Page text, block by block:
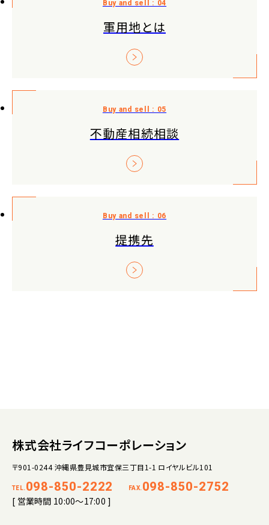
軍用地とは
不動産相続相談
提携先
株式会社ライフコーポレーション
〒901-0244 沖縄県豊見城市宜保三丁目1-1 ロイヤルビル101
TEL. 098-850-2222 FAX. 098-850-2752
[ 営業時間 10:00～17:00 ]